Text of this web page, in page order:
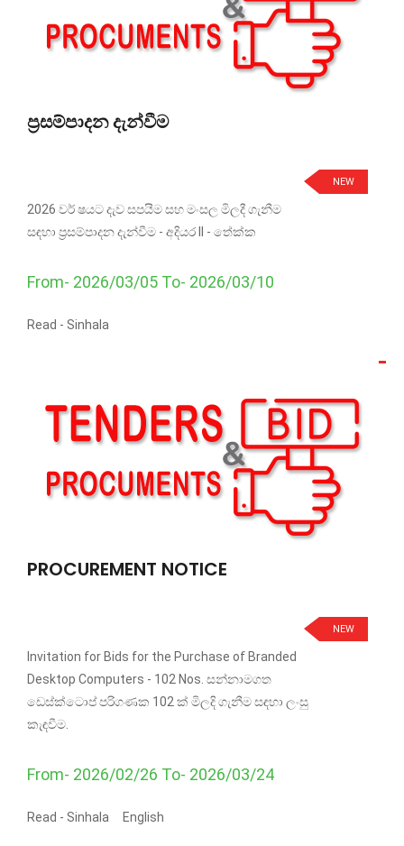
ප්‍රසම්පාදන දැන්වීම
NEW
2026 වර් ෂයට දැව සපයීම සහ මංසල මිලදී ගැනීම
සඳහා ප්‍රසම්පාදන දැන්වීම - අදියර II - තේක්ක
From- 2026/03/05 To- 2026/03/10
Read - Sinhala
PROCUREMENT NOTICE
NEW
Invitation for Bids for the Purchase of Branded
Desktop Computers - 102 Nos. සන්නාමගත
ඩෙස්ක්ටොප් පරිගණක 102 ක් මිලදි ගැනීම සඳහා ලංසු
කැඳවීම.
From- 2026/02/26 To- 2026/03/24
Read - Sinhala English